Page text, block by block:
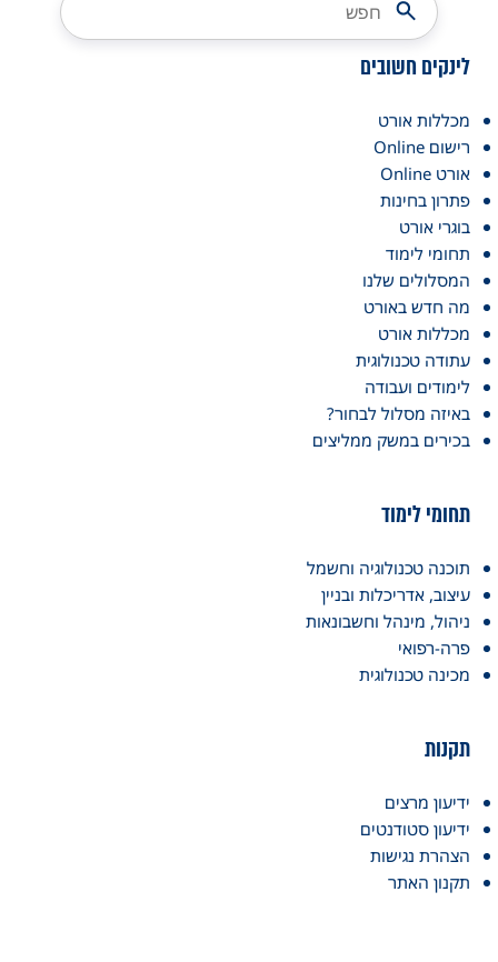
לינקים חשובים
מכללות אורט
רישום Online
אורט Online
פתרון בחינות
בוגרי אורט
תחומי לימוד
המסלולים שלנו
מה חדש באורט
מכללות אורט
עתודה טכנולוגית
לימודים ועבודה
באיזה מסלול לבחור?
בכירים במשק ממליצים
תחומי לימוד
תוכנה טכנולוגיה וחשמל
עיצוב, אדריכלות ובניין
ניהול, מינהל וחשבונאות
פרה-רפואי
מכינה טכנולוגית
תקנות
ידיעון מרצים
ידיעון סטודנטים
הצהרת נגישות
תקנון האתר